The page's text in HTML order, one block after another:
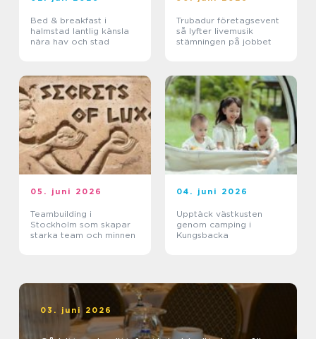
Bed & breakfast i
halmstad lantlig känsla
nära hav och stad
Trubadur företagsevent
så lyfter livemusik
stämningen på jobbet
05. juni 2026
Teambuilding i
Stockholm som skapar
starka team och minnen
04. juni 2026
Upptäck västkusten
genom camping i
Kungsbacka
03. juni 2026